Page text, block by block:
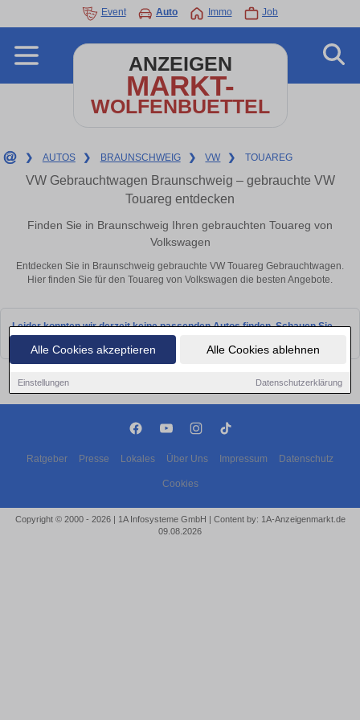
Alle Cookies akzeptieren Alle Cookies ablehnen
Einstellungen Datenschutzerklärung
Event Auto Immo Job
ANZEIGEN
MARKT-
WOLFENBUETTEL
❯ AUTOS ❯ BRAUNSCHWEIG ❯ VW ❯ TOUAREG
VW Gebrauchtwagen Braunschweig – gebrauchte VW
Touareg entdecken
Finden Sie in Braunschweig Ihren gebrauchten Touareg von
Volkswagen
Entdecken Sie in Braunschweig gebrauchte VW Touareg Gebrauchtwagen.
Hier finden Sie für den Touareg von Volkswagen die besten Angebote.
Leider konnten wir derzeit keine passenden Autos finden. Schauen Sie
Ratgeber Presse Lokales Über Uns Impressum Datenschutz
Cookies
Copyright © 2000 - 2026 | 1A Infosysteme GmbH | Content by: 1A-Anzeigenmarkt.de
09.08.2026